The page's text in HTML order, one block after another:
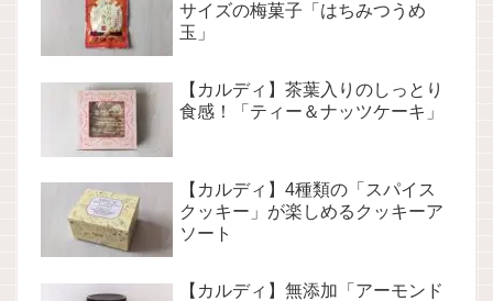
サイズの梅菓子「はちみつうめ
玉」
【カルディ】茶葉入りのしっとり
食感！「ティー＆ナッツケーキ」
【カルディ】4種類の「スパイス
クッキー」が楽しめるクッキーア
ソート
【カルディ】無添加「アーモンド